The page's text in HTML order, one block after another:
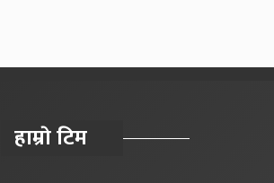
हाम्राे टिम